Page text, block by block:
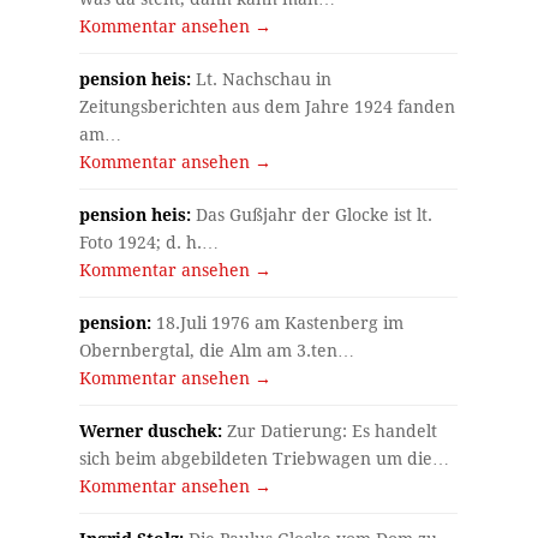
Kommentar ansehen →
pension heis: Lt. Nachschau in
Zeitungsberichten aus dem Jahre 1924 fanden
am…
Kommentar ansehen →
pension heis: Das Gußjahr der Glocke ist lt.
Foto 1924; d. h.…
Kommentar ansehen →
pension: 18.Juli 1976 am Kastenberg im
Obernbergtal, die Alm am 3.ten…
Kommentar ansehen →
Werner duschek: Zur Datierung: Es handelt
sich beim abgebildeten Triebwagen um die…
Kommentar ansehen →